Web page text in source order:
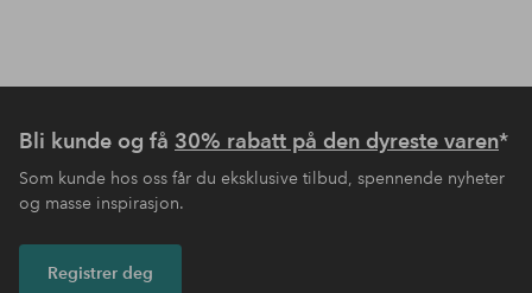
Bli kunde og få 30% rabatt på den dyreste varen*
Som kunde hos oss får du eksklusive tilbud, spennende nyheter
og masse inspirasjon.
Registrer deg